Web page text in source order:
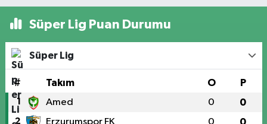
Süper Lig Puan Durumu
Süper Lig
# Takım O P
1 Amed 0 0
2 Erzurumspor FK 0 0